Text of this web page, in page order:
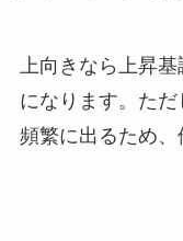
上向きなら上昇
になります。た
頻繁に出るため、